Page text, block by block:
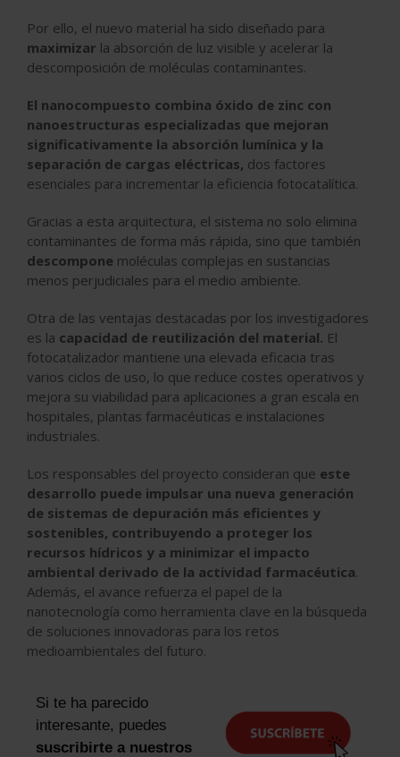
Por ello, el nuevo material ha sido diseñado para
maximizar la absorción de luz visible y acelerar la
descomposición de moléculas contaminantes.
El nanocompuesto combina óxido de zinc con
nanoestructuras especializadas que mejoran
significativamente la absorción lumínica y la
separación de cargas eléctricas, dos factores
esenciales para incrementar la eficiencia fotocatalítica.
Gracias a esta arquitectura, el sistema no solo elimina
contaminantes de forma más rápida, sino que también
descompone moléculas complejas en sustancias
menos perjudiciales para el medio ambiente.
Otra de las ventajas destacadas por los investigadores
es la capacidad de reutilización del material. El
fotocatalizador mantiene una elevada eficacia tras
varios ciclos de uso, lo que reduce costes operativos y
mejora su viabilidad para aplicaciones a gran escala en
hospitales, plantas farmacéuticas e instalaciones
industriales.
Los responsables del proyecto consideran que este
desarrollo puede impulsar una nueva generación
de sistemas de depuración más eficientes y
sostenibles, contribuyendo a proteger los
recursos hídricos y a minimizar el impacto
ambiental derivado de la actividad farmacéutica.
Además, el avance refuerza el papel de la
nanotecnología como herramienta clave en la búsqueda
de soluciones innovadoras para los retos
medioambientales del futuro.
Si te ha parecido
interesante, puedes
suscribirte a nuestros